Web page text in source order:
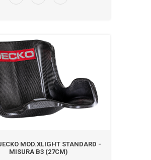
MOD.XLIGHT STANDARD -
MISURA B3 (27CM)